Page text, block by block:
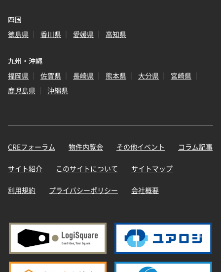
四国
徳島県
香川県 愛媛県 高知県
九州・沖縄
福岡県
佐賀県 長崎県 熊本県 大分県
宮崎県
鹿児島県
沖縄県
CREフォーラム 物件内覧会 その他イベント コラム記事
サイト紹介 このサイトについて サイトマップ
利用規約 プライバシーポリシー 会社概要